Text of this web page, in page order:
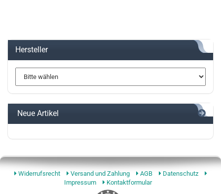
Hersteller
Neue Artikel
Widerrufsrecht Versand und Zahlung AGB
Datenschutz
Impressum
Kontaktformular